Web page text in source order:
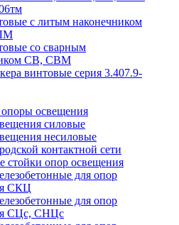
с литым наконечником
со сварным
СВ, СВМ
винтовые серия 3.407.9-
освещения
силовые
несиловые
контактной сети
стойки опор освещения
для опор
СКЦ
для опор
СЦс, СНЦс